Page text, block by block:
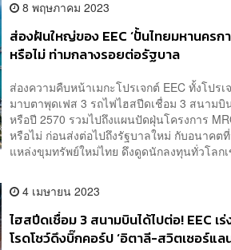
8 พฤษภาคม 2023
ส่องฝันใหญ่ของ EEC ‘ปั้นไทยมหานครก
หรือไม่ ท่ามกลางรอยต่อรัฐบาล
ส่องความคืบหน้าเมกะโปรเจกต์ EEC ทั้งโปร
มาบตาพุดเฟส 3 รถไฟไฮสปีดเชื่อม 3 สนามบิ
หรือปี 2570 รวมไปถึงแผนปัดฝุ่นโครงการ
หรือไม่ ก่อนส่งต่อไปถึงรัฐบาลใหม่ กับอนาคต
แหล่งขุมทรัพย์ใหม่ไทย ดึงดูดนักลงทุนทั่วโลก
4 เมษายน 2023
ไฮสปีดเชื่อม 3 สนามบินได้ไปต่อ! EEC
โรดโชว์ดึงบิ๊กคอร์ป ‘อิตาลี-สวิตเซอร์แ